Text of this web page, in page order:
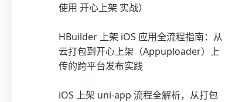
使用 开心上架 实战）
HBuilder 上架 iOS 应用全流程指南：从
云打包到开心上架（Appuploader）上
传的跨平台发布实践
iOS 上架 uni-app 流程全解析，从打包